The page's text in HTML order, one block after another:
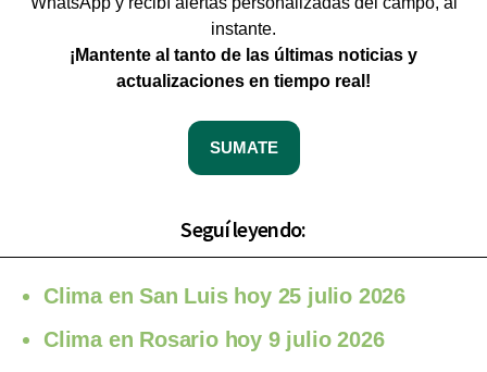
instante.
¡Mantente al tanto de las últimas noticias y
actualizaciones en tiempo real!
SUMATE
Seguí leyendo:
Clima en San Luis hoy 25 julio 2026
Clima en Rosario hoy 9 julio 2026